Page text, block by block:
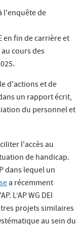
l'enquête de
en fin de carrière et
cours des
d'actions et de
un rapport écrit,
du personnel et
l'accès au
de handicap.
dans lequel un
a récemment
L‘AP WG DEI
projets similaires
au sein du